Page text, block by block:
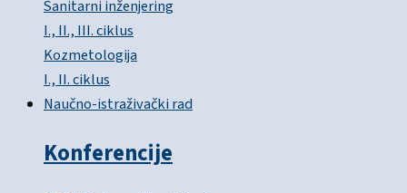
Sanitarni inženjering
I., II., III. ciklus
Kozmetologija
I., II. ciklus
Naučno-istraživački rad
Konferencije